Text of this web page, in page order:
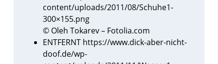
content/uploads/2011/08/Schuhe1-
300×155.png
© Oleh Tokarev – Fotolia.com
ENTFERNT https://www.dick-aber-nicht-
doof.de/wp-